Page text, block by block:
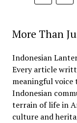
More Than
Indonesian
Every article
meaningful
Indonesian
terrain of life in
culture and